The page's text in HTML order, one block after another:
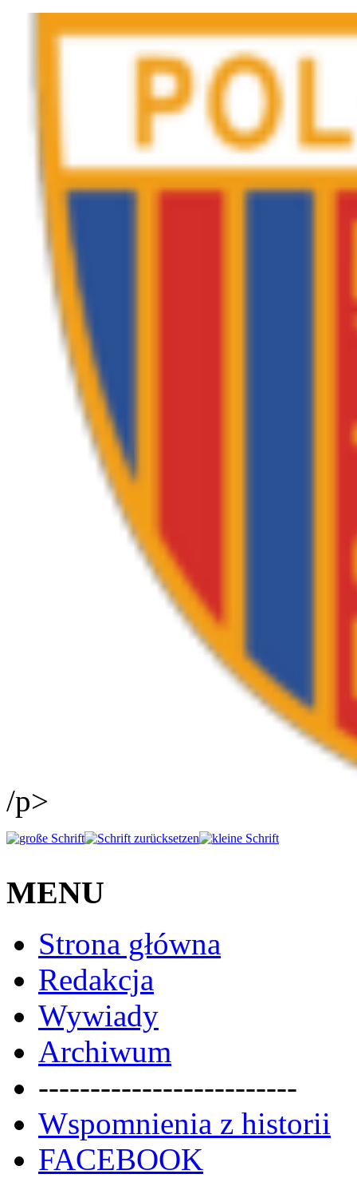
/p>
MENU
Strona główna
Redakcja
Wywiady
Archiwum
-------------------------
Wspomnienia z historii
FACEBOOK